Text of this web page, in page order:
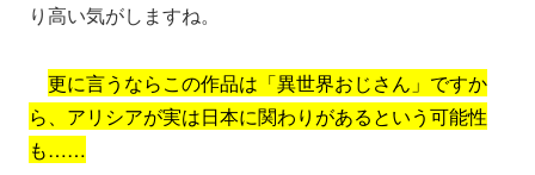
り高い気がしますね。
更に言うならこの作品は「異世界おじさん」ですか
ら、アリシアが実は日本に関わりがあるという可能性
も……